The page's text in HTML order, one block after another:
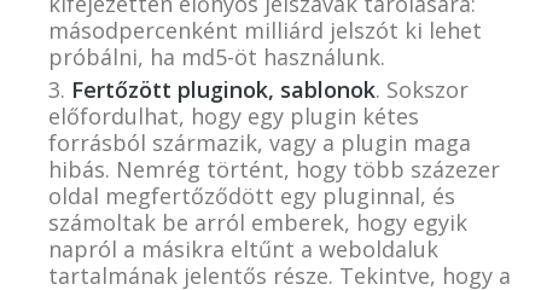
másodpercenként milliárd jelszót ki lehet
próbálni, ha md5-öt használunk.
Fertőzött pluginok, sablonok. Sokszor
előfordulhat, hogy egy plugin kétes
forrásból származik, vagy a plugin maga
hibás. Nemrég történt, hogy több százezer
oldal megfertőződött egy pluginnal, és
számoltak be arról emberek, hogy egyik
napról a másikra eltűnt a weboldaluk
tartalmának jelentős része. Tekintve, hogy a